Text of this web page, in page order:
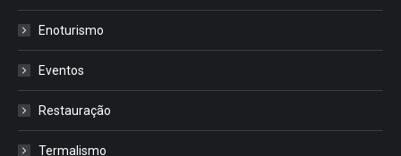
Enoturismo
Eventos
Restauração
Termalismo